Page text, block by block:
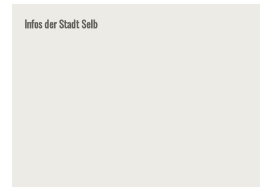
Infos der Stadt Selb